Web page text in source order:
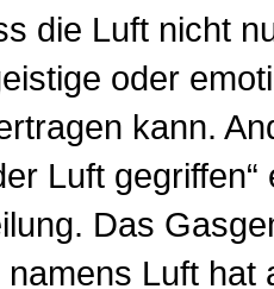
die Luft nicht
oder
kann.
Luft
Das
Luft hat